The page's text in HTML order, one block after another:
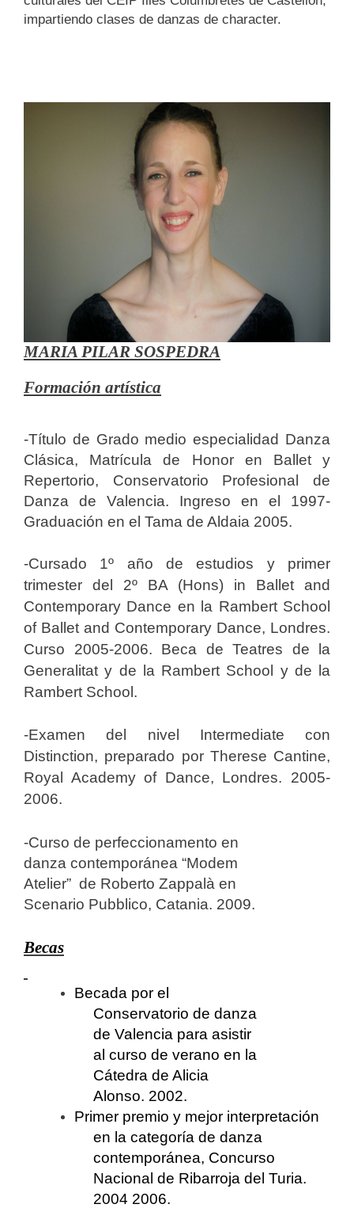
impartiendo clases de danzas de character.
MARIA PILAR SOSPEDRA
Formación artística
-Título de Grado medio especialidad Danza
Clásica, Matrícula de Honor en Ballet y
Repertorio, Conservatorio Profesional de
Danza de Valencia. Ingreso en el 1997-
Graduación en el Tama de Aldaia 2005.
-Cursado 1º año de estudios y primer
trimester del 2º BA (Hons) in Ballet and
Contemporary Dance en la Rambert School
of Ballet and Contemporary Dance, Londres.
Curso 2005-2006. Beca de Teatres de la
Generalitat y de la Rambert School y de la
Rambert School.
-Examen del nivel Intermediate con
Distinction, preparado por Therese Cantine,
Royal Academy of Dance, Londres. 2005-
2006.
-Curso de perfeccionamento en
danza contemporánea “Modem
Atelier” de Roberto Zappalà en
Scenario Pubblico, Catania. 2009.
Becas
Becada por el
Conservatorio de danza
de Valencia para asistir
al curso de verano en la
Cátedra de Alicia
Alonso. 2002.
Primer premio y mejor interpretación
en la categoría de danza
contemporánea, Concurso
Nacional de Ribarroja del Turia.
2004 2006.